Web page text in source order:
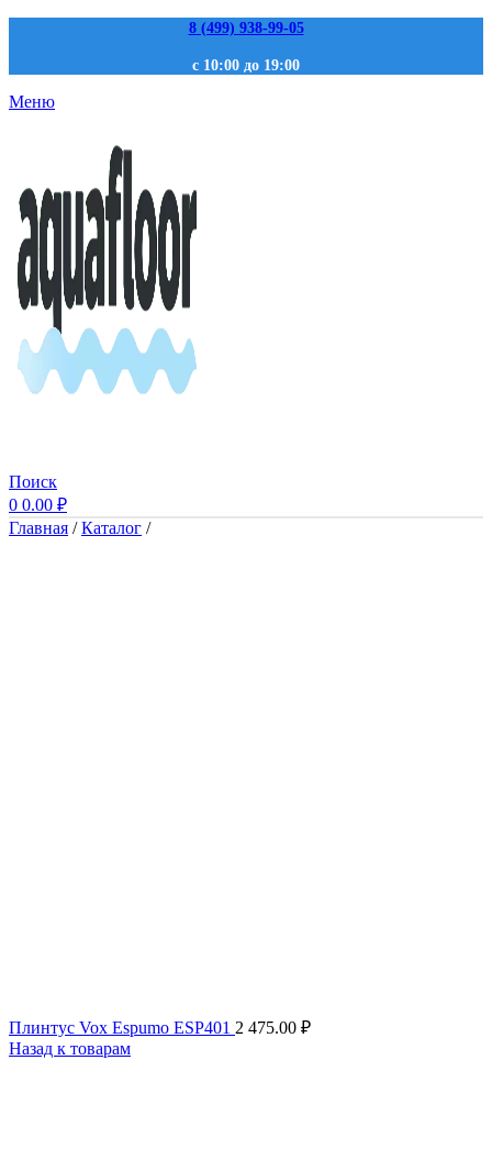
8 (499) 938-99-05
с 10:00 до 19:00
Меню
Поиск
0 0.00 ₽
Главная /Каталог /
Плинтус Vox Espumo ESP401 2 475.00 ₽
Назад к товарам